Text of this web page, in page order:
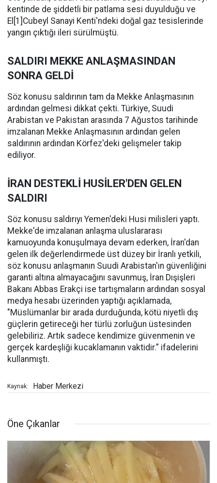
kentinde de şiddetli bir patlama sesi duyulduğu ve
El[1]Cubeyl Sanayi Kenti'ndeki doğal gaz tesislerinde
yangın çıktığı ileri sürülmüştü.
SALDIRI MEKKE ANLAŞMASINDAN
SONRA GELDİ
Söz konusu saldırının tam da Mekke Anlaşmasının
ardından gelmesi dikkat çekti. Türkiye, Suudi
Arabistan ve Pakistan arasında 7 Ağustos tarihinde
imzalanan Mekke Anlaşmasının ardından gelen
saldırının ardından Körfez'deki gelişmeler takip
ediliyor.
İRAN DESTEKLİ HUSİLER'DEN GELEN
SALDIRI
Söz konusu saldırıyı Yemen'deki Husi milisleri yaptı.
Mekke'de imzalanan anlaşma uluslararası
kamuoyunda konuşulmaya devam ederken, İran'dan
gelen ilk değerlendirmede üst düzey bir İranlı yetkili,
söz konusu anlaşmanın Suudi Arabistan'ın güvenliğini
garanti altına almayacağını savunmuş, İran Dışişleri
Bakanı Abbas Erakçi ise tartışmaların ardından sosyal
medya hesabı üzerinden yaptığı açıklamada,
"Müslümanlar bir arada durduğunda, kötü niyetli dış
güçlerin getireceği her türlü zorluğun üstesinden
gelebiliriz. Artık sadece kendimize güvenmenin ve
gerçek kardeşliği kucaklamanın vaktidir.” ifadelerini
kullanmıştı.
Kaynak: Haber Merkezi
Öne Çıkanlar